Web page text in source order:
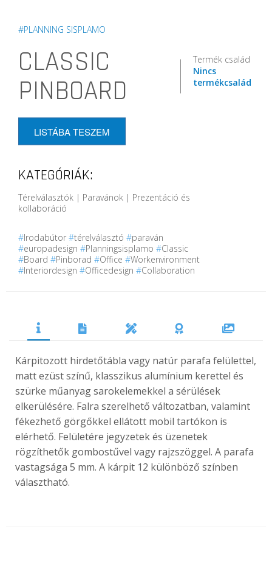
#PLANNING SISPLAMO
CLASSIC
PINBOARD
Termék család
Nincs
termékcsalád
LISTÁBA TESZEM
KATEGÓRIÁK:
Térelválasztók | Paravánok | Prezentáció és
kollaboráció
#Irodabútor #térelválasztó #paraván
#europadesign #Planningsisplamo #Classic
#Board #Pinborad #Office #Workenvironment
#Interiordesign #Officedesign #Collaboration
Kárpitozott hirdetőtábla vagy natúr parafa felülettel,
matt ezüst színű, klasszikus alumínium kerettel és
szürke műanyag sarokelemekkel a sérülések
elkerülésére. Falra szerelhető változatban, valamint
fékezhető görgőkkel ellátott mobil tartókon is
elérhető. Felületére jegyzetek és üzenetek
rögzíthetők gombostűvel vagy rajzszöggel. A parafa
vastagsága 5 mm. A kárpit 12 különböző színben
választható.